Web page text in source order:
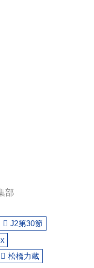
部
J2第30節
松橋力蔵